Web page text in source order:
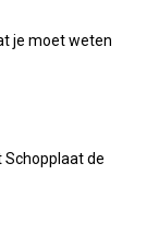
je moet weten
Schopplaat de